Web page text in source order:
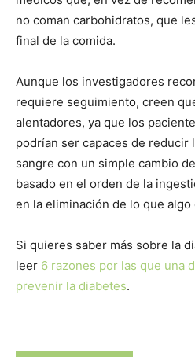
no coman carbohidratos, que
final de la comida.
Aunque los investigadores
requiere seguimiento, creen
alentadores, ya que los
podrían ser capaces de reducir
sangre con un simple cambio
basado en el orden de la
en la eliminación de lo que
Si quieres saber más sobre la
leer 6 razones por las que una
prevenir la diabetes.